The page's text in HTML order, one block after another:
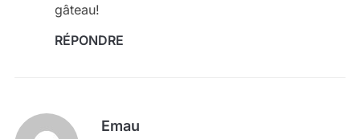
gâteau!
RÉPONDRE
Emau